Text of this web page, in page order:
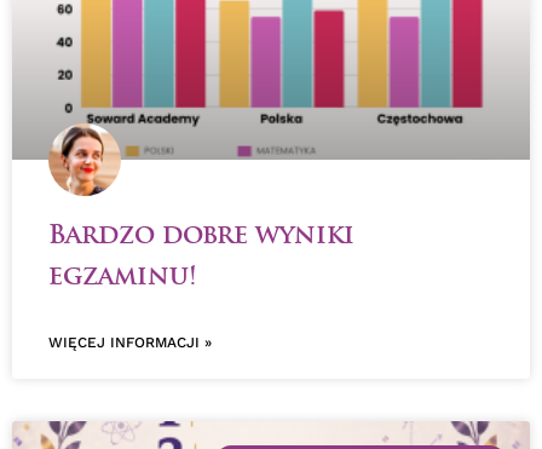
Bardzo dobre wyniki
egzaminu!
WIĘCEJ INFORMACJI »